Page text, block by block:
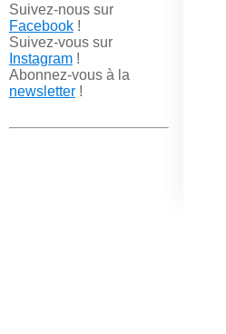
Suivez-nous sur
Facebook!
Suivez-vous sur
Instagram!
Abonnez-vous à la
newsletter!